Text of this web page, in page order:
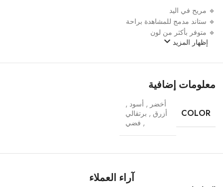
🔹 مريح في اليد
🔹 ستاند مدمج للمشاهدة براحة
🔹 متوفر بأكثر من لون
إظهار المزيد
معلومات إضافية
COLOR
أخضر , أسود ,
أزرق , برتقالي
, فضي
آراء العملاء